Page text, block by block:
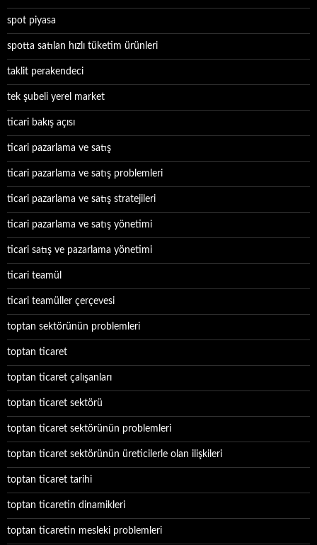
spot piyasa
spotta satılan hızlı tüketim ürünleri
taklit perakendeci
tek şubeli yerel market
ticari bakış açısı
ticari pazarlama ve satış
ticari pazarlama ve satış problemleri
ticari pazarlama ve satış stratejileri
ticari pazarlama ve satış yönetimi
ticari satış ve pazarlama yönetimi
ticari teamül
ticari teamüller çerçevesi
toptan sektörünün problemleri
toptan ticaret
toptan ticaret çalışanları
toptan ticaret sektörü
toptan ticaret sektörünün problemleri
toptan ticaret sektörünün üreticilerle olan ilişkileri
toptan ticaret tarihi
toptan ticaretin dinamikleri
toptan ticaretin mesleki problemleri